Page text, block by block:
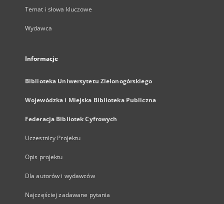
Temat i słowa kluczowe
Wydawca
Informacje
Biblioteka Uniwersytetu Zielonogórskiego
Wojewódzka i Miejska Biblioteka Publiczna
Federacja Bibliotek Cyfrowych
Uczestnicy Projektu
Opis projektu
Dla autorów i wydawców
Najczęściej zadawane pytania